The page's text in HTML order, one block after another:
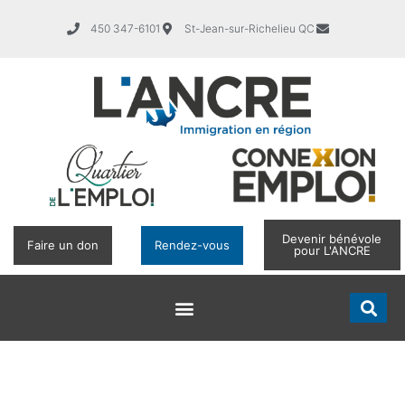
450 347-6101 St-Jean-sur-Richelieu QC
Faire un don Rendez-vous
Devenir bénévole
pour L'ANCRE